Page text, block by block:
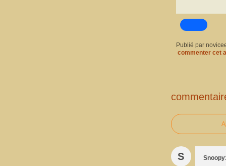
Publié par
commenter cet
S